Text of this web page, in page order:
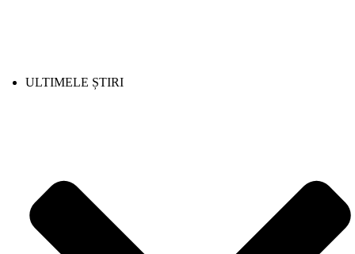
ULTIMELE ȘTIRI